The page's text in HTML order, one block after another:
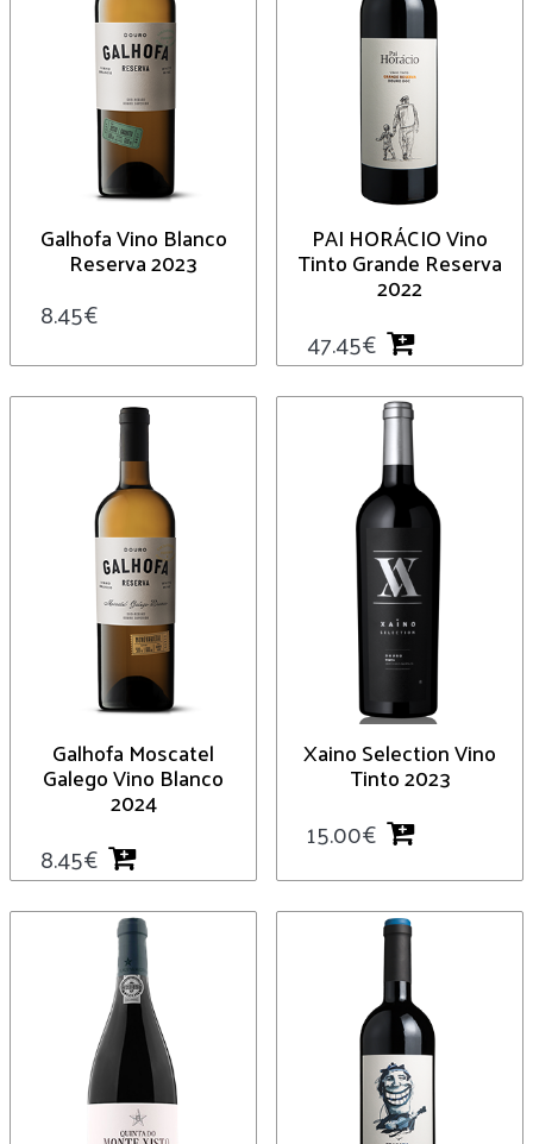
Galhofa Vino Blanco
Reserva 2023
8.45€
PAI HORÁCIO Vino
Tinto Grande Reserva
2022
47.45€
Galhofa Moscatel
Galego Vino Blanco
2024
8.45€
Xaino Selection Vino
Tinto 2023
15.00€